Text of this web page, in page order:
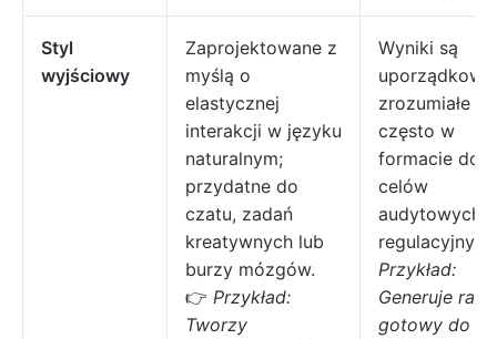
Styl
wyjściowy
Zaprojektowane z
myślą o
elastycznej
interakcji w języku
naturalnym;
przydatne do
czatu, zadań
kreatywnych lub
burzy mózgów.
👉 Przykład:
Tworzy
Wyniki są
zrozumiałe i
często w
formacie do
celów
audytowych
Przykład:
Generuje
gotowy do